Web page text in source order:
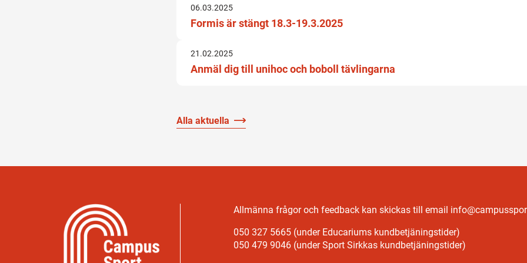
06.03.2025
Formis är stängt 18.3-19.3.2025
21.02.2025
Anmäl dig till unihoc och boboll tävlingarna
Alla aktuella
Allmänna frågor och feedback kan skickas till email
050 327 5665 (under Educariums kundbetjäningstider)
050 479 9046 (under Sport Sirkkas kundbetjäningstider)